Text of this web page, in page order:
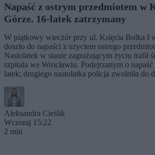
Napaść z ostrym przedmiotem w
Górze. 16-latek zatrzymany
W piątkowy wieczór przy ul. Księcia Bolka I
doszło do napaści z użyciem ostrego
Nastolatek w stanie zagrażającym życiu trafił
szpitala we Wrocławiu. Podejrzanym o
latek; drugiego nastolatka policja zwolniła do
Aleksandra Cieślik
Wczoraj 15:22
2 min